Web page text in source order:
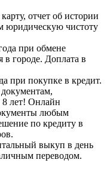
отчет об истории
юридическую чистоту
при обмене
в городе. Доплата в
при покупке в кредит.
8 лет! Онлайн
любым
по кредиту в
выкуп в день
переводом.